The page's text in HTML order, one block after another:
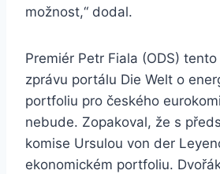
možnost,“ dodal.
Premiér Petr Fiala (ODS)
zprávu portálu Die Welt o
portfoliu pro českého
nebude. Zopakoval, že s
komise Ursulou von der
ekonomickém portfoliu.